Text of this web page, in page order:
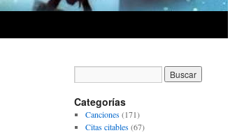
Categorías
Canciones(171)
Citas citables(67)